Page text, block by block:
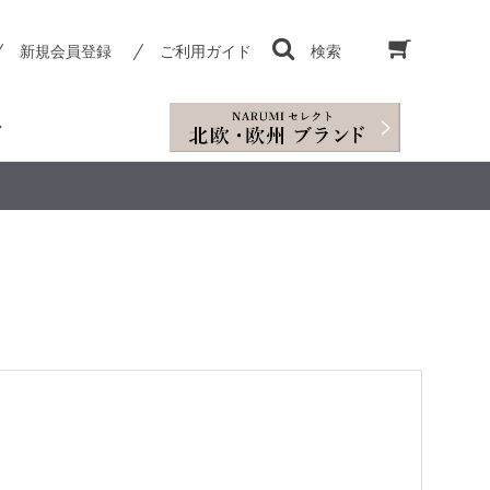
新規会員登録 ご利用ガイド 検索